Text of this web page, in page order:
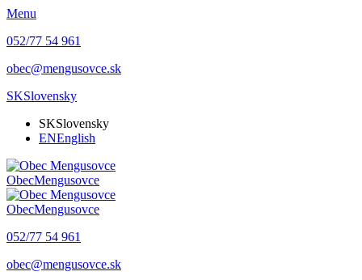
Menu
052/77 54 961
obec@mengusovce.sk
SKSlovensky
SKSlovensky
ENEnglish
ObecMengusovce
ObecMengusovce
052/77 54 961
obec@mengusovce.sk